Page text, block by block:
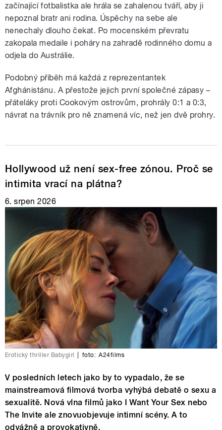
začínající fotbalistka ale hrála se zahalenou tváří, aby ji
nepoznal bratr ani rodina. Úspěchy na sebe ale
nenechaly dlouho čekat. Po mocenském převratu
zakopala medaile i poháry na zahradě rodinného domu a
odjela do Austrálie.
Podobný příběh má každá z reprezentantek
Afghánistánu. A přestože jejich první společné zápasy –
přáteláky proti Cookovým ostrovům, prohrály 0:1 a 0:3,
návrat na trávník pro ně znamená víc, než jen dvě prohry.
Hollywood už není sex-free zónou. Proč se
intimita vrací na plátna?
6. srpen 2026
Erotický thriller Babygirl foto: A24films
V posledních letech jako by to vypadalo, že se
mainstreamová filmová tvorba vyhýbá debatě o sexu a
sexualitě. Nová vlna filmů jako I Want Your Sex nebo
The Invite ale znovuobjevuje intimní scény. A to
odvážně a provokativně.